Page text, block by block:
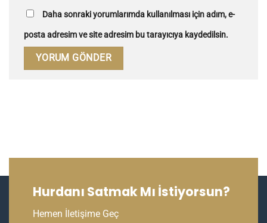
Daha sonraki yorumlarımda kullanılması için adım, e-
posta adresim ve site adresim bu tarayıcıya kaydedilsin.
Hurdanı Satmak Mı İstiyorsun?
Hemen İletişime Geç